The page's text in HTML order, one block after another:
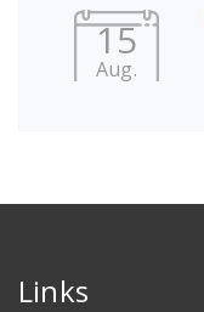
15
Aug.
Links